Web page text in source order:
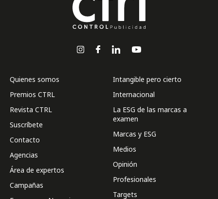
Quienes somos
Premios CTRL
Revista CTRL
Suscríbete
Contacto
Agencias
Área de expertos
Campañas
Intangible pero cierto
Internacional
La ESG de las marcas a
examen
Marcas y ESG
Medios
Opinión
Profesionales
Targets